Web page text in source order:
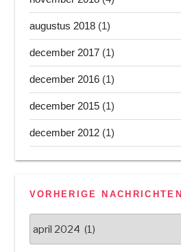
augustus 2018(1)
december 2017(1)
december 2016(1)
december 2015(1)
december 2012(1)
VORHERIGE NACHRICHTEN
Nachrichten